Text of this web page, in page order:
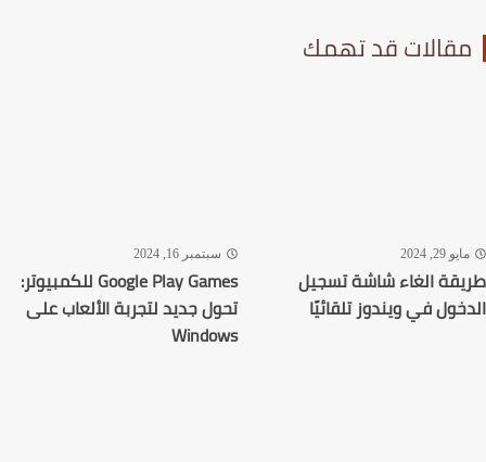
قد تهمك
29, 2024
الغاء شاشة تسجيل
في ويندوز تلقائيًا
سبتمبر 16, 2024
Google Play Games للكمبيوتر:
تحول جديد لتجربة الألعاب على
Windows